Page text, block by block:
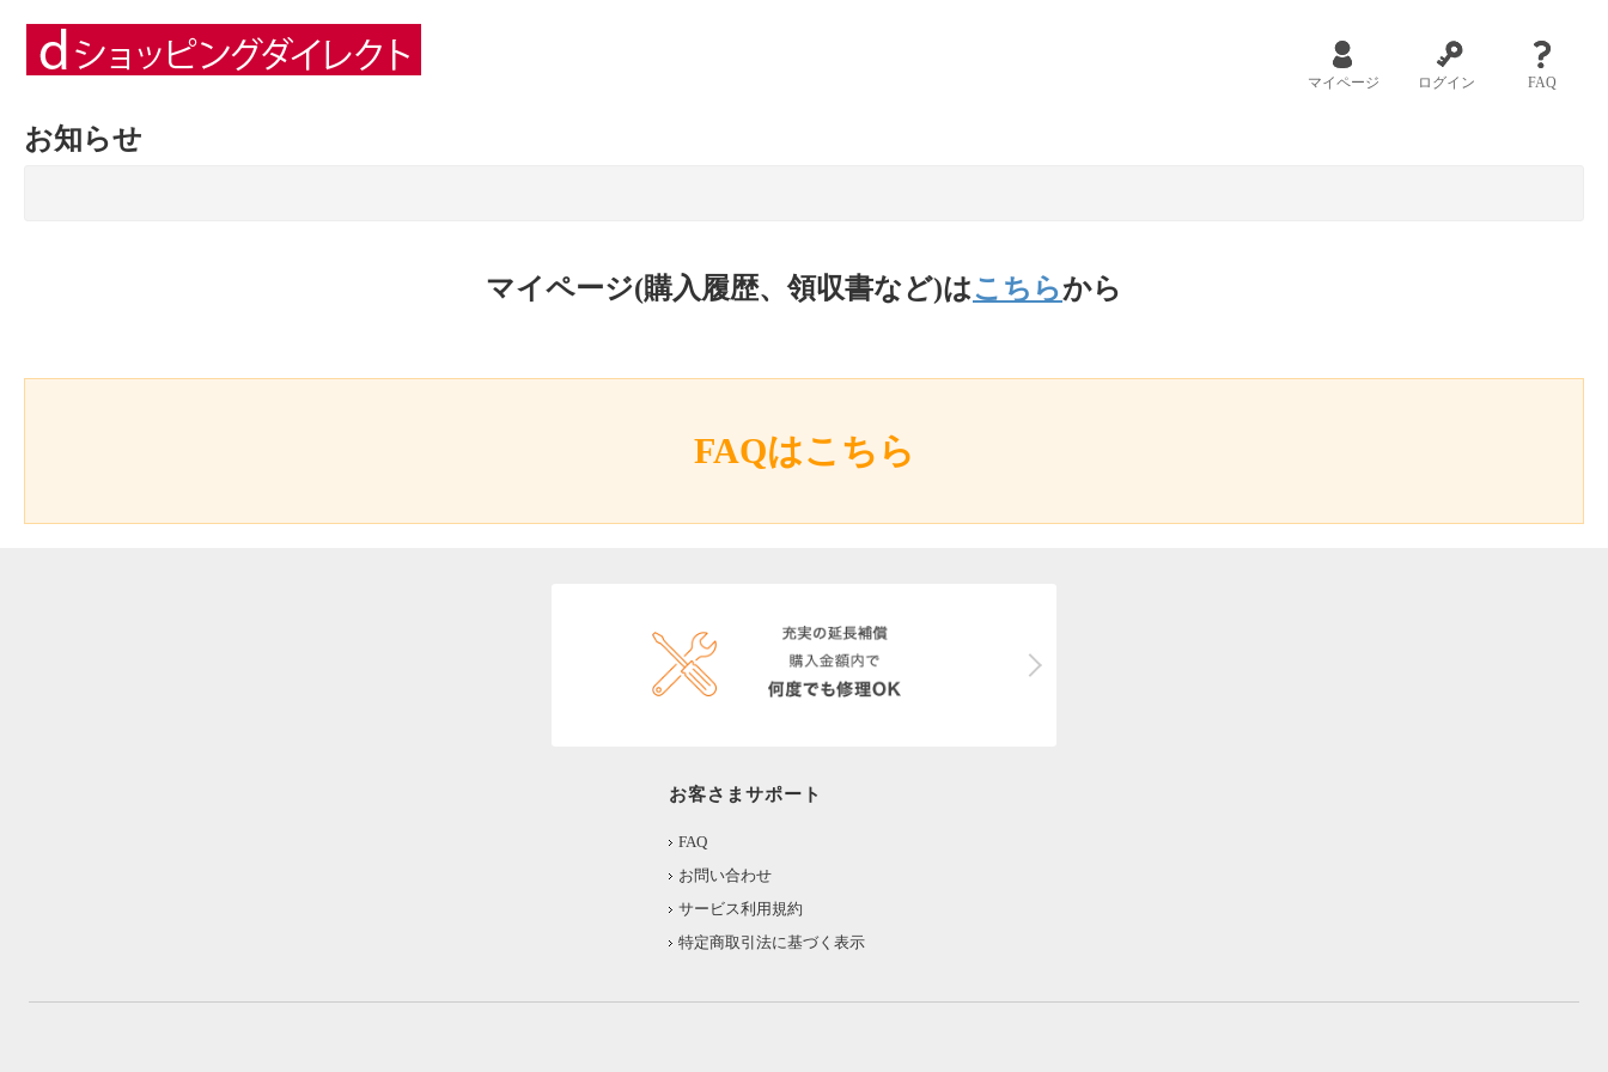
マイページ ログイン FAQ
お知らせ
マイページ(購入履歴、領収書など)はこちらから
FAQはこちら
お客さまサポート
FAQ
お問い合わせ
サービス利用規約
特定商取引法に基づく表示